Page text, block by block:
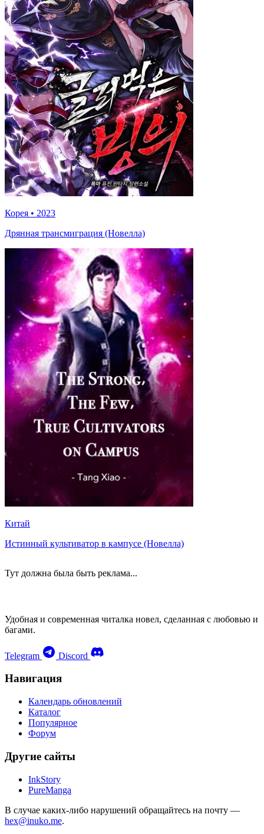
Корея • 2023
Дрянная трансмиграция (Новелла)
Китай
Истинный культиватор в кампусе (Новелла)
Тут должна была быть реклама...
Удобная и современная читалка новел, сделанная с любовью и
багами.
Telegram Discord
Навигация
Календарь обновлений
Каталог
Популярное
Форум
Другие сайты
InkStory
PureManga
В случае каких-либо нарушений обращайтесь на почту —
hex@inuko.me.